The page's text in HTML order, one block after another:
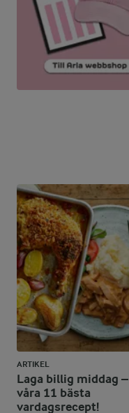
ARTIKEL
Laga billig middag –
våra 11 bästa
vardagsrecept!